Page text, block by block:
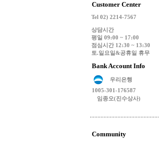
Customer Center
Tel 02) 2214-7567
상담시간
평일 09:00 ~ 17:00
점심시간 12:30 ~ 13:30
토.일요일&공휴일 휴무
Bank Account Info
우리은행
1005-301-176587
임종오(진수상사)
Community